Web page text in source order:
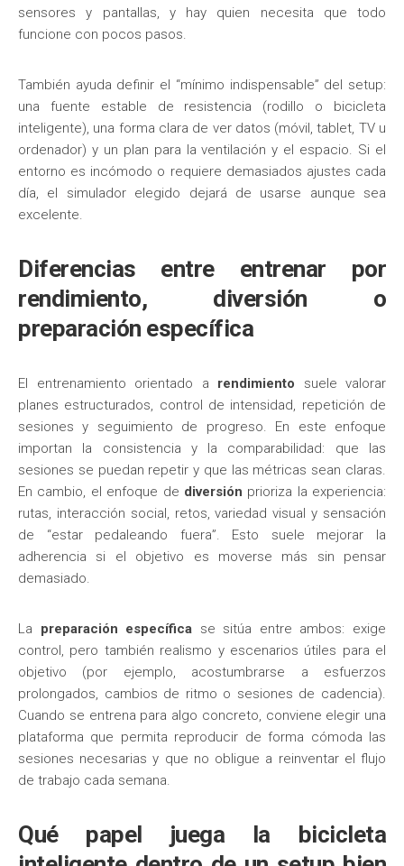
sensores y pantallas, y hay quien necesita que todo
funcione con pocos pasos.
También ayuda definir el “mínimo indispensable” del setup:
una fuente estable de resistencia (rodillo o bicicleta
inteligente), una forma clara de ver datos (móvil, tablet, TV u
ordenador) y un plan para la ventilación y el espacio. Si el
entorno es incómodo o requiere demasiados ajustes cada
día, el simulador elegido dejará de usarse aunque sea
excelente.
Diferencias entre entrenar por
rendimiento, diversión o
preparación específica
El entrenamiento orientado a rendimiento suele valorar
planes estructurados, control de intensidad, repetición de
sesiones y seguimiento de progreso. En este enfoque
importan la consistencia y la comparabilidad: que las
sesiones se puedan repetir y que las métricas sean claras.
En cambio, el enfoque de diversión prioriza la experiencia:
rutas, interacción social, retos, variedad visual y sensación
de “estar pedaleando fuera”. Esto suele mejorar la
adherencia si el objetivo es moverse más sin pensar
demasiado.
La preparación específica se sitúa entre ambos: exige
control, pero también realismo y escenarios útiles para el
objetivo (por ejemplo, acostumbrarse a esfuerzos
prolongados, cambios de ritmo o sesiones de cadencia).
Cuando se entrena para algo concreto, conviene elegir una
plataforma que permita reproducir de forma cómoda las
sesiones necesarias y que no obligue a reinventar el flujo
de trabajo cada semana.
Qué papel juega la bicicleta